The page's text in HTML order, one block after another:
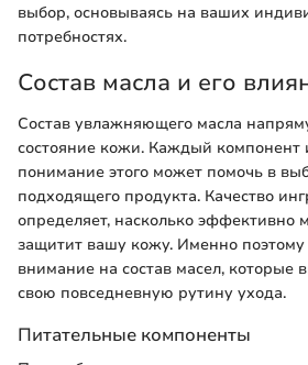
выбор, основываясь на ваших
потребностях.
Состав масла и его
Состав увлажняющего масла
состояние кожи. Каждый компонент
понимание этого может помочь в
подходящего продукта. Качество
определяет, насколько эффективно
защитит вашу кожу. Именно поэтому
внимание на состав масел, которые
свою повседневную рутину ухода.
Питательные компоненты